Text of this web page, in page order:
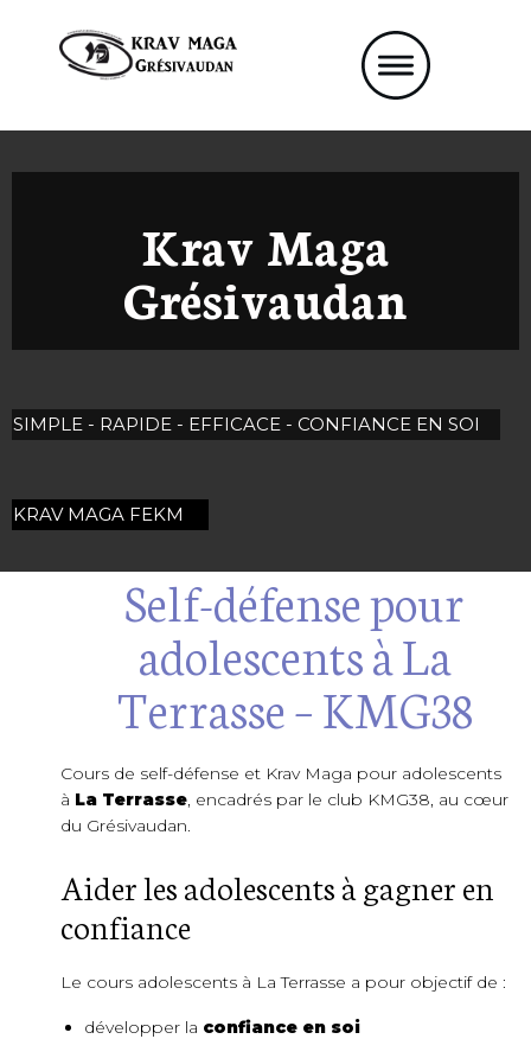
Krav Maga
Grésivaudan
SIMPLE - RAPIDE - EFFICACE - CONFIANCE EN SOI
KRAV MAGA FEKM
Self-défense pour
adolescents à La
Terrasse – KMG38
Cours de self-défense et Krav Maga pour adolescents
à La Terrasse, encadrés par le club KMG38, au cœur
du Grésivaudan.
Aider les adolescents à gagner en
confiance
Le cours adolescents à La Terrasse a pour objectif de :
développer la confiance en soi